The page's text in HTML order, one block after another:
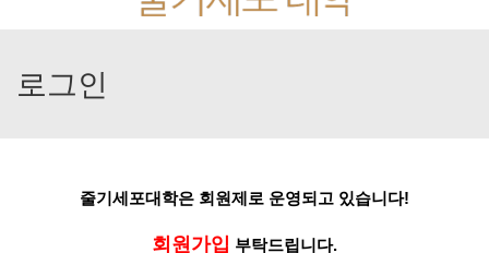
로그인
줄기세포대학은 회원제로 운영되고 있습니다!
회원가입 부탁드립니다.